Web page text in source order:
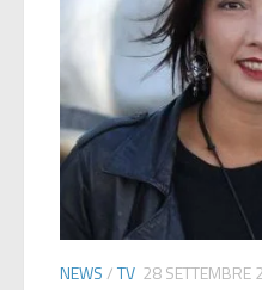
NEWS/TV 28 SETTEMBRE